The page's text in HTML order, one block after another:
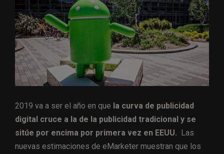
2019 va a ser el año en que la curva de publicidad
digital cruce a la de la publicidad tradicional y se
sitúe por encima por primera vez en EEUU. Las
nuevas estimaciones de eMarketer muestran que los